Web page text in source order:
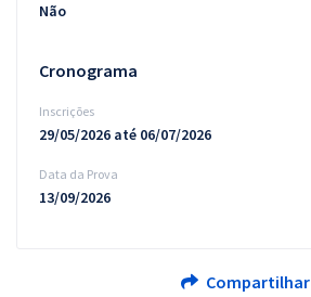
Não
Cronograma
Inscrições
29/05/2026 até 06/07/2026
Data da Prova
13/09/2026
Compartilhar